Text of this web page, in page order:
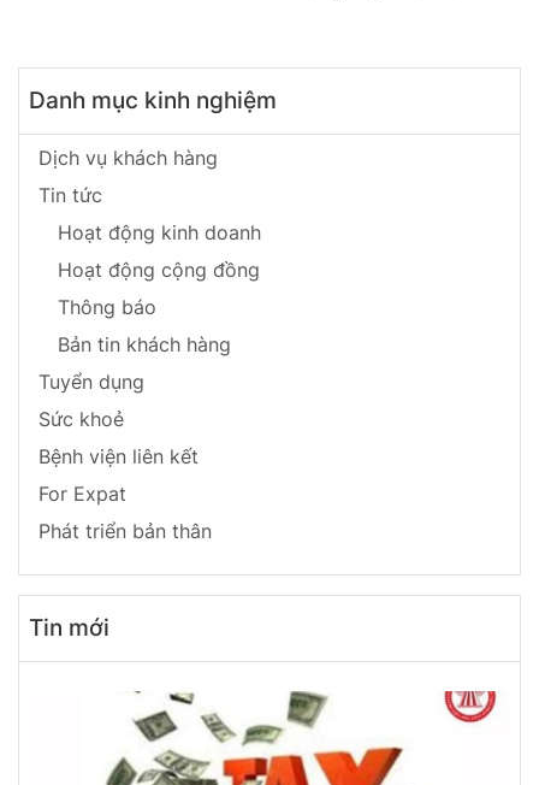
Danh mục kinh nghiệm
Dịch vụ khách hàng
Tin tức
Hoạt động kinh doanh
Hoạt động cộng đồng
Thông báo
Bản tin khách hàng
Tuyển dụng
Sức khoẻ
Bệnh viện liên kết
For Expat
Phát triển bản thân
Tin mới